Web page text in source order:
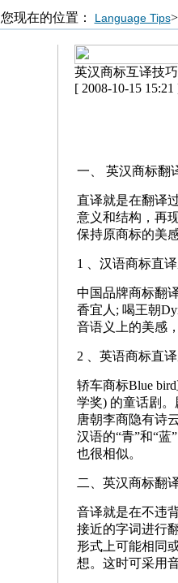
您现在的位置： Language Tips>
英汉商标互译技巧
[ 2008-10-15 15:21
一、 英汉商标翻
直译就是在翻译
意义和结构，再
保持原商标的美
1 、汉语商标直
中国品牌商标翻
香宜人; 喝王朝
音语义上的美感
2 、英语商标直
轿车商标Blue
学奖) 的童话剧。
唐朝李商隐有诗
汉语的“青”和“蓝
也很相似。
二、英汉商标翻
音译就是在不违
接近的字词进行
形式上可能相同
想。这时可采用